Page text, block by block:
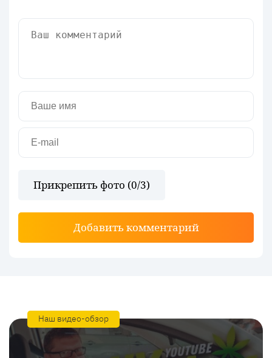
Прикрепить фото (0/3)
Добавить комментарий
Наш видео-обзор